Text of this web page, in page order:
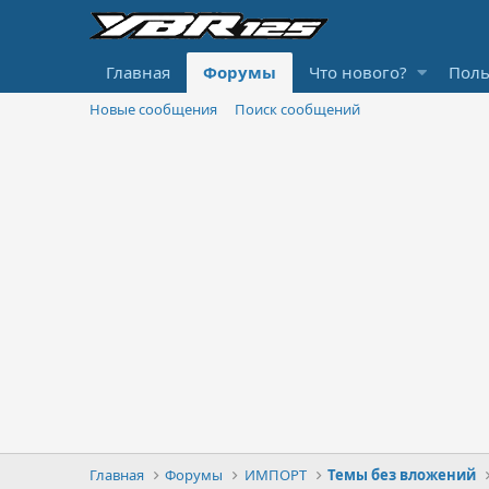
Главная Форумы Что нового?
Новые сообщения Поиск сообщений
Главная Форумы ИМПОРТ Темы без вложений